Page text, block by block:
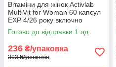
Вітаміни для жінок Activlab
MultiVit for Woman 60 капсул
EXP 4/26 року включно
Готово до відправки 1 од.
236 ₴/упаковка
393 ₴/упаковка